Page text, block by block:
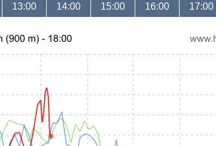
13:00 14:00 15:00 16:00 17:00